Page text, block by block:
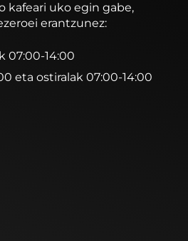
kafeari uko egin gabe,
erantzunez:
07:00-14:00
eta ostiralak 07:00-14:00